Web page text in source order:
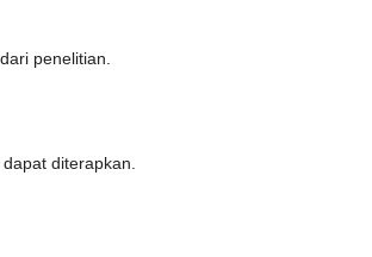
penelitian.
diterapkan.